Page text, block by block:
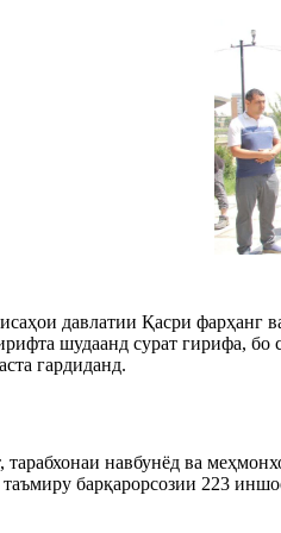
давлатии Қасри
шудаанд сурат гирифа, бо
гардиданд.
навбунёд ва
барқарорсозии 223